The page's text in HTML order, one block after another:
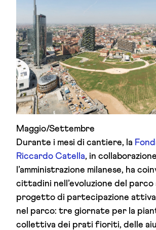
Maggio/Settembre
Durante i mesi di cantiere, la
Riccardo Catella, in
l’amministrazione milanese, ha
cittadini nell’evoluzione del
progetto di partecipazione
nel parco: tre giornate per la
collettiva dei prati fioriti, delle